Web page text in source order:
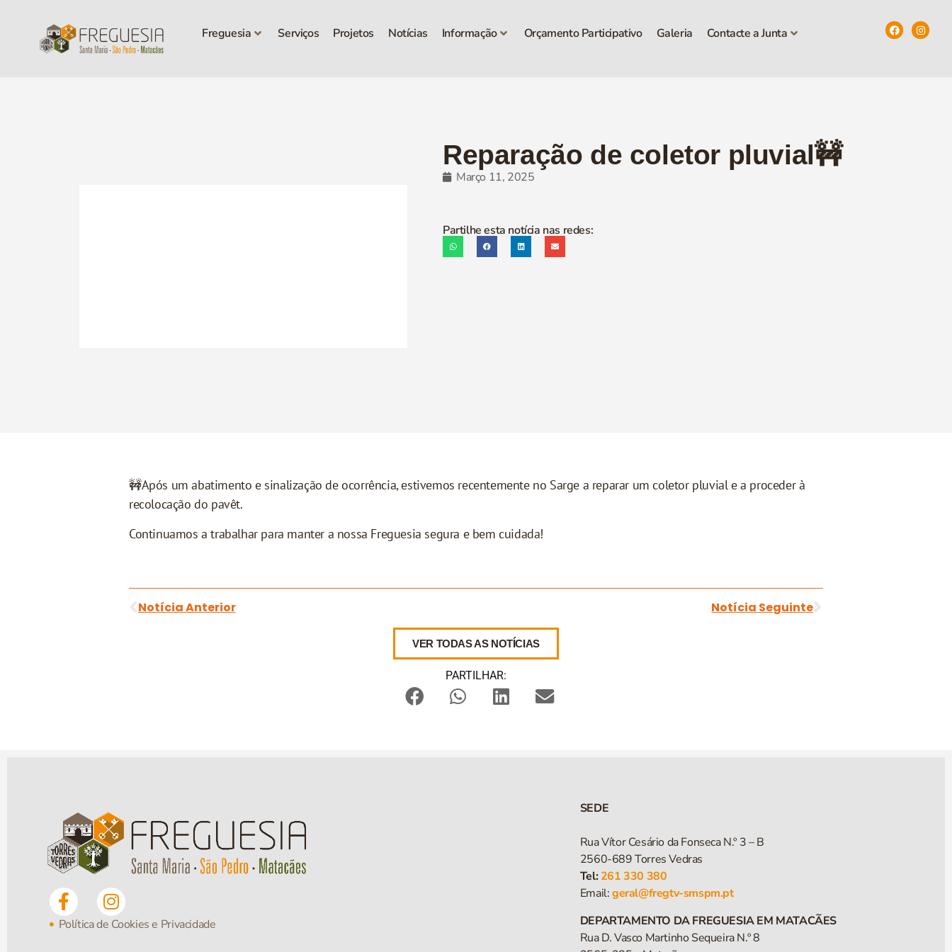
Freguesia Serviços Projetos Notícias Informação Orçamento Participativo Galeria Contacte a Junta
Reparação de coletor pluvial🚧
Março 11, 2025
Partilhe esta notícia nas redes:
🚧Após um abatimento e sinalização de ocorrência, estivemos recentemente no Sarge a reparar um coletor pluvial e a proceder à
recolocação do pavêt.
Continuamos a trabalhar para manter a nossa Freguesia segura e bem cuidada!
Notícia Anterior Notícia Seguinte
VER TODAS AS NOTÍCIAS
PARTILHAR:
Política de Cookies e Privacidade
SEDE
Rua Vítor Cesário da Fonseca N.º 3 – B
2560-689 Torres Vedras
Tel: 261 330 380
Email:geral@fregtv-smspm.pt
DEPARTAMENTO DA FREGUESIA EM MATACÃES
Rua D. Vasco Martinho Sequeira N.º 8